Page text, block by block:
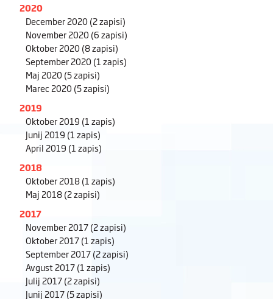
2020
December 2020(2 zapisi)
November 2020(6 zapisi)
Oktober 2020(8 zapisi)
September 2020(1 zapis)
Maj 2020(5 zapisi)
Marec 2020(5 zapisi)
2019
Oktober 2019 (1 zapis)
Junij 2019 (1 zapis)
April 2019 (1 zapis)
2018
Oktober 2018(1 zapis)
Maj 2018(2 zapisi)
2017
November 2017(2 zapisi)
Oktober 2017(1 zapis)
September 2017(2 zapisi)
Avgust 2017(1 zapis)
Julij 2017(2 zapisi)
Junij 2017(5 zapisi)